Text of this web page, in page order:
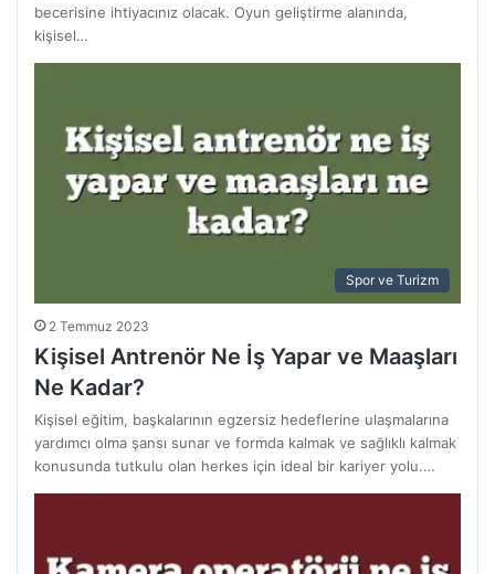
becerisine ihtiyacınız olacak. Oyun geliştirme alanında,
kişisel…
Spor ve Turizm
2 Temmuz 2023
Kişisel Antrenör Ne İş Yapar ve Maaşları
Ne Kadar?
Kişisel eğitim, başkalarının egzersiz hedeflerine ulaşmalarına
yardımcı olma şansı sunar ve formda kalmak ve sağlıklı kalmak
konusunda tutkulu olan herkes için ideal bir kariyer yolu.…